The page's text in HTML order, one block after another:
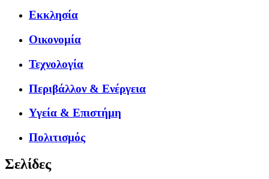
Εκκλησία
Οικονομία
Τεχνολογία
Περιβάλλον & Ενέργεια
Υγεία & Επιστήμη
Πολιτισμός
Σελίδες